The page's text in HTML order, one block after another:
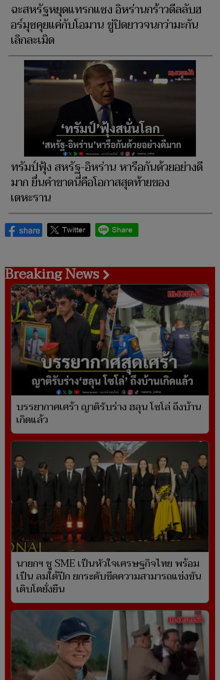
ฉะสหรัฐหยุดแทรกแซง อิหร่านกร้าวดีลลับฮ
อร์มุซคุยแค่กับโอมาน ขู่ปิดยาวจนกว่ามะกัน
เลิกละเมิด
ทรัมป์ฟุ้ง สหรัฐ-อิหร่าน หารือกันด้วยอย่างดี
มาก ยื่นคำขาดนี่คือโอกาสสุดท้ายของ
เตหะราน
Breaking News
บรรยากาศเศร้า ญาติรับร่าง ฮลุน โซโล่ ถึงบ้าน
เกิดแล้ว
นายกฯ ชู SME เป็นหัวใจเศรษฐกิจไทย พร้อม
เป็น ลมใต้ปีก ยกระดับขีดความสามารถแข่งขัน
เติบโตยั่งยืน